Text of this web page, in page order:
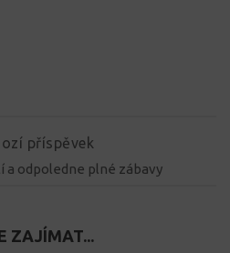
příspěvek
a odpoledne plné zábavy
ZAJÍMAT...